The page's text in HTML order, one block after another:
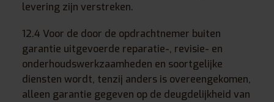
levering zijn verstreken.
12.4 Voor de door de opdrachtnemer buiten
garantie uitgevoerde reparatie-, revisie- en
onderhoudswerkzaamheden en soortgelijke
diensten wordt, tenzij anders is overeengekomen,
alleen garantie gegeven op de deugdelijkheid van